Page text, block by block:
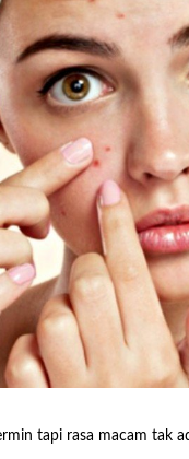
tapi rasa macam tak